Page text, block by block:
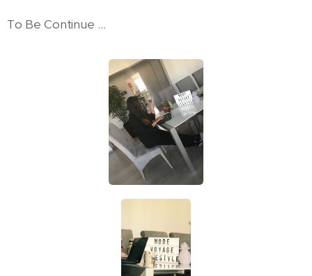
To Be Continue ...